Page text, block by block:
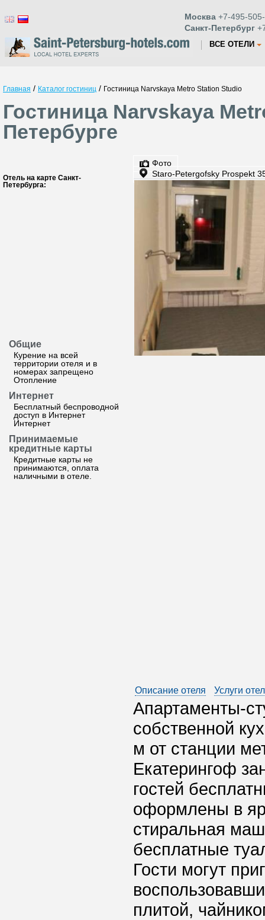
Москва +7-495-
Санкт-Петербург
ВСЕ ОТЕЛИ
Главная / Каталог гостиниц / Гостиница Narvskaya Metro Station Studio
Гостиница Narvskaya
Петербурге
Отель на карте Санкт-
Петербурга:
Общие
Курение на всей
территории отеля и в
номерах запрещено
Отопление
Интернет
Бесплатный беспроводной
доступ в Интернет
Интернет
Принимаемые
кредитные карты
Кредитные карты не
принимаются, оплата
наличными в отеле.
Фото
Staro-Petergofsky Prospekt
Описание отеля Услуги
Апартаменты-
собственной
м от станции
Екатерингоф
гостей
оформлены в
стиральная
бесплатные
Гости могут
плитой,